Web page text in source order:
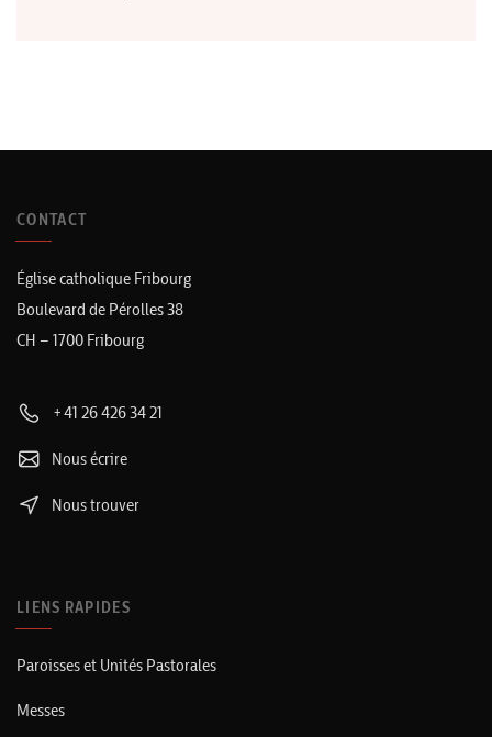
CONTACT
Église catholique Fribourg
Boulevard de Pérolles 38
CH – 1700 Fribourg
+41 26 426 34 21
Nous écrire
Nous trouver
LIENS RAPIDES
Paroisses et Unités Pastorales
Messes